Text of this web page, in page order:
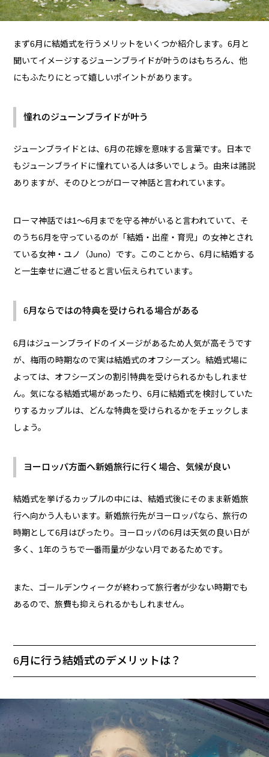
まず6月に結婚式を行うメリットをいくつか紹介します。6月と
聞いてイメージするジューンブライドが叶うのはもちろん、他
にもふたりにとって嬉しいポイントがあります。
憧れのジューンブライドが叶う
ジューンブライドとは、6月の花嫁を意味する言葉です。日本で
もジューンブライドに憧れている人は多いでしょう。由来は諸説
ありますが、そのひとつがローマ神話と言われています。
ローマ神話では1〜6月までを守る神がいると言われていて、そ
のうち6月を守っているのが「結婚・出産・育児」の女神とされ
ている女神・ユノ（Juno）です。このことから、6月に結婚する
と一生幸せに過ごせると言い伝えられています。
6月ならではの特典を受けられる場合がある
6月はジューンブライドのイメージがあるため人気が高そうです
が、梅雨の時期なので実は結婚式のオフシーズン。結婚式場に
よっては、オフシーズンの割引特典を受けられるかもしれませ
ん。気になる結婚式場があったり、6月に結婚式を検討していた
りするカップルは、どんな特典を受けられるかをチェックしま
しょう。
ヨーロッパ方面へ新婚旅行に行く場合、気候が良い
結婚式を挙げるカップルの中には、結婚式後にそのまま新婚旅
行へ向かう人もいます。新婚旅行先がヨーロッパなら、旅行の
時期として6月はぴったり。ヨーロッパの6月は天気の良い日が
多く、1年のうちで一番雨量が少ない月であるためです。
また、ゴールデンウィークが終わって旅行者が少ない時期でも
あるので、旅費も抑えられるかもしれません。
6月に行う結婚式のデメリットは？